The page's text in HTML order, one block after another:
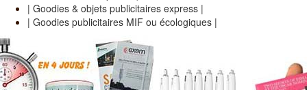
| Goodies & objets publicitaires express |
| Goodies publicitaires MIF ou écologiques |